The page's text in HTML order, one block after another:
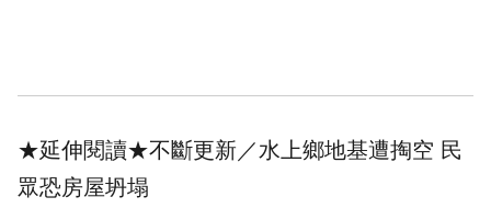
★延伸閱讀★不斷更新／水上鄉地基遭掏空 民
眾恐房屋坍塌